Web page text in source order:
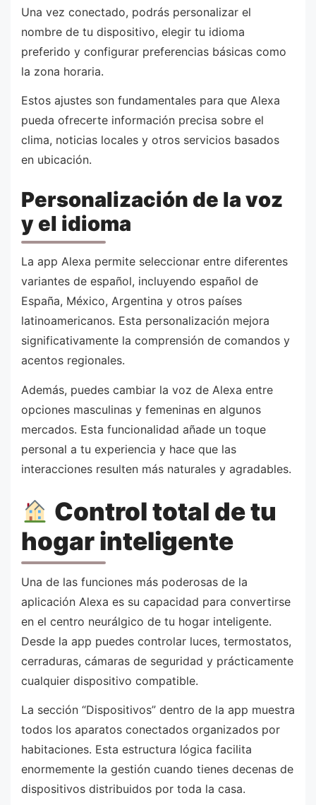
Una vez conectado, podrás personalizar el
nombre de tu dispositivo, elegir tu idioma
preferido y configurar preferencias básicas como
la zona horaria.
Estos ajustes son fundamentales para que Alexa
pueda ofrecerte información precisa sobre el
clima, noticias locales y otros servicios basados
en ubicación.
Personalización de la voz
y el idioma
La app Alexa permite seleccionar entre diferentes
variantes de español, incluyendo español de
España, México, Argentina y otros países
latinoamericanos. Esta personalización mejora
significativamente la comprensión de comandos y
acentos regionales.
Además, puedes cambiar la voz de Alexa entre
opciones masculinas y femeninas en algunos
mercados. Esta funcionalidad añade un toque
personal a tu experiencia y hace que las
interacciones resulten más naturales y agradables.
Control total de tu
hogar inteligente
Una de las funciones más poderosas de la
aplicación Alexa es su capacidad para convertirse
en el centro neurálgico de tu hogar inteligente.
Desde la app puedes controlar luces, termostatos,
cerraduras, cámaras de seguridad y prácticamente
cualquier dispositivo compatible.
La sección “Dispositivos” dentro de la app muestra
todos los aparatos conectados organizados por
habitaciones. Esta estructura lógica facilita
enormemente la gestión cuando tienes decenas de
dispositivos distribuidos por toda la casa.